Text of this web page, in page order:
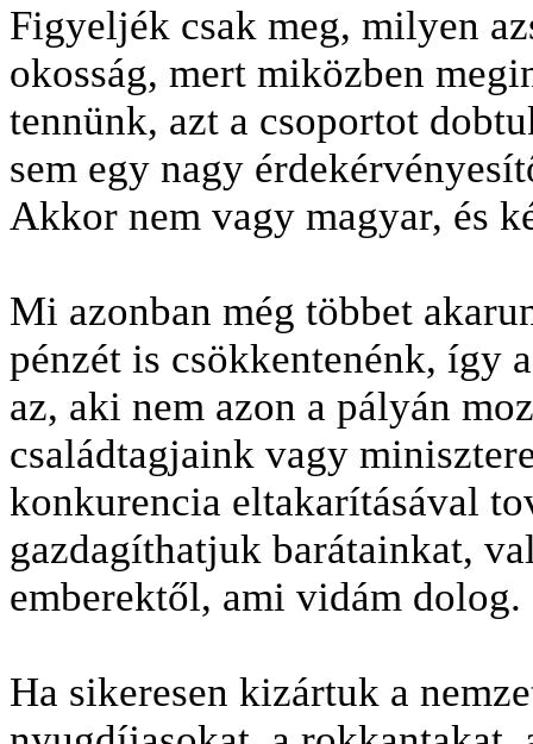
Figyeljék csak meg, milyen
okosság, mert miközben
tennünk, azt a csoportot
sem egy nagy
Akkor nem vagy magyar, és
Mi azonban még többet
pénzét is csökkentenénk, így
az, aki nem azon a pályán
családtagjaink vagy
konkurencia eltakarításával
gazdagíthatjuk barátainkat,
embe­rektől, ami vidám dolog.
Ha sikeresen kizártuk a